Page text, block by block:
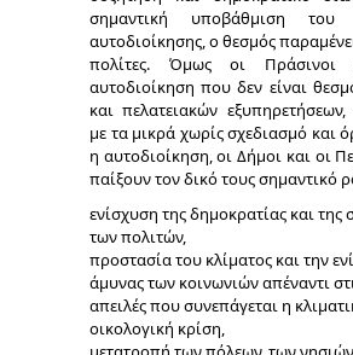
σημαντική υποβάθμιση
αυτοδιοίκησης, ο θεσμός
πολίτες. Όμως οι Πράσινοι
αυτοδιοίκηση που δεν είναι
και πελατειακών
με τα μικρά χωρίς σχεδιασμό και
η αυτοδιοίκηση, οι Δήμοι και οι
παίξουν τον δικό τους σημαντικό
ενίσχυση της δημοκρατίας και της
των πολιτών,
προστασία του κλίματος και την
άμυνας των κοινωνιών απέναντι
απειλές που συνεπάγεται η
οικολογική κρίση,